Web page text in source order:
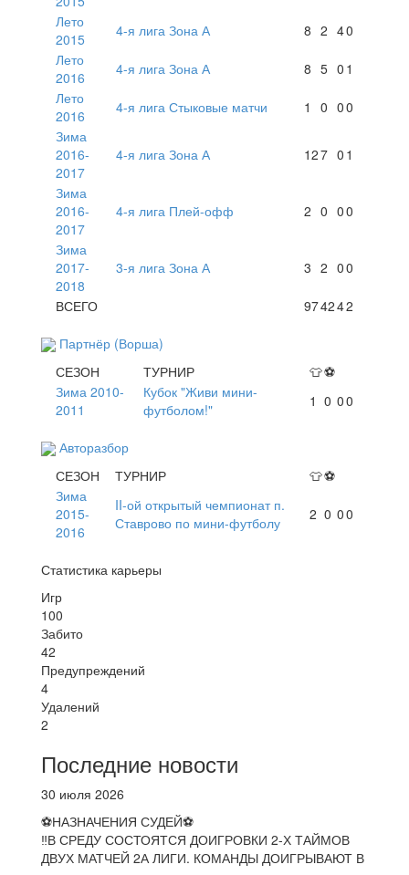
Лето
2015
4-я лига Зона А 8 2 40
Лето
2016
4-я лига Зона А 8 5 0 1
Лето
2016
4-я лига Стыковые матчи 1 0 00
Зима
2016-
2017
4-я лига Зона А 127 0 1
Зима
2016-
2017
4-я лига Плей-офф 2 0 00
Зима
2017-
2018
3-я лига Зона А 3 2 00
ВСЕГО 974242
Партнёр (Ворша)
СЕЗОН
ТУРНИР 👕⚽
Зима 2010-
2011
Кубок "Живи мини-
футболом!"
1 0 00
Авторазбор
СЕЗОН
ТУРНИР 👕⚽
Зима
2015-
2016
II-ой открытый чемпионат п.
Ставрово по мини-футболу
2 0 00
Статистика карьеры
Игр
100
Забито
42
Предупреждений
4
Удалений
2
Последние новости
30 июля 2026
⚽НАЗНАЧЕНИЯ СУДЕЙ⚽
‼В СРЕДУ СОСТОЯТСЯ ДОИГРОВКИ 2-Х ТАЙМОВ
ДВУХ МАТЧЕЙ 2А ЛИГИ. КОМАНДЫ ДОИГРЫВАЮТ В